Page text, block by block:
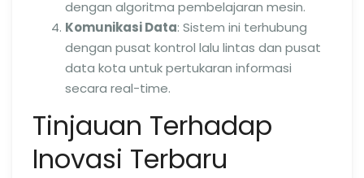
dengan algoritma pembelajaran mesin.
Komunikasi Data: Sistem ini terhubung
dengan pusat kontrol lalu lintas dan pusat
data kota untuk pertukaran informasi
secara real-time.
Tinjauan Terhadap
Inovasi Terbaru